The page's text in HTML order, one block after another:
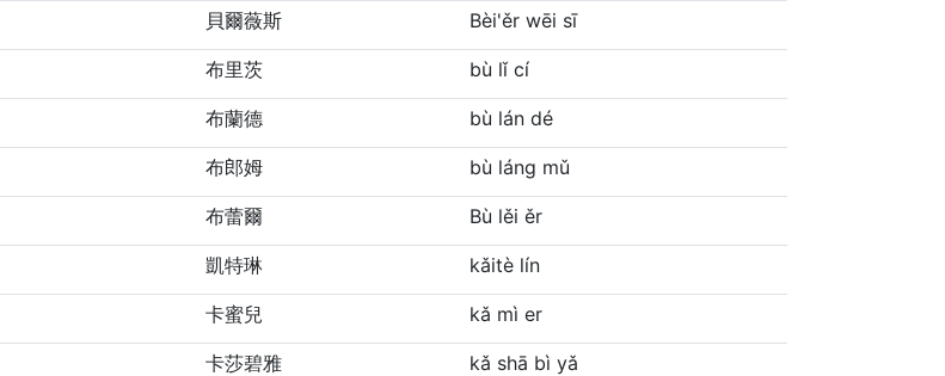
貝爾薇斯 Bèi'ěr wēi sī
布里茨 bù lǐ cí
布蘭德 bù lán dé
布郎姆 bù láng mǔ
布蕾爾 Bù lěi ěr
凱特琳 kǎitè lín
卡蜜兒 kǎ mì er
卡莎碧雅 kǎ shā bì yǎ